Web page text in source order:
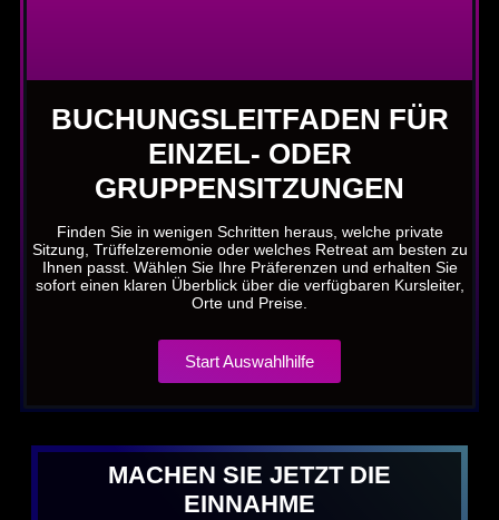
BUCHUNGSLEITFADEN FÜR
EINZEL- ODER
GRUPPENSITZUNGEN
Finden Sie in wenigen Schritten heraus, welche private
Sitzung, Trüffelzeremonie oder welches Retreat am besten zu
Ihnen passt. Wählen Sie Ihre Präferenzen und erhalten Sie
sofort einen klaren Überblick über die verfügbaren Kursleiter,
Orte und Preise.
Start Auswahlhilfe
MACHEN SIE JETZT DIE
EINNAHME